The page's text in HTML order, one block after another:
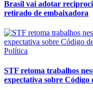
Brasil vai adotar
retirado de embaixadora
Política
STF retoma trabalhos
expectativa sobre Código